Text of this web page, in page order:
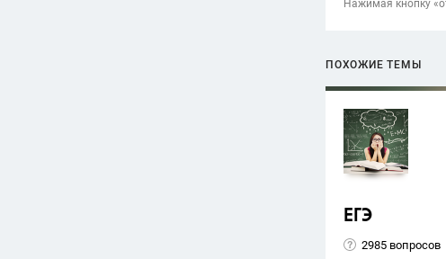
Нажимая кнопку
ПОХОЖИЕ ТЕМЫ
ЕГЭ
2985 вопросов